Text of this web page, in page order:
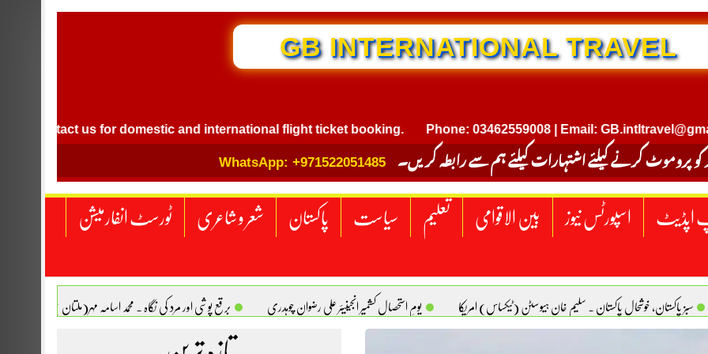
GB INTERNATIONAL TRAVEL
us for domestic and international flight ticket booking. Phone: 03462559008 | Email: GB.intltravel@gmail.com
کو پروموٹ کرنے کیلئے اشتہارات کیلئے ہم سے رابطہ کریں۔ WhatsApp: +971522051485
اپڈیٹ اسپورٹس نیوز بین الاقوامی تعلیم سیاست پاکستان شعر و شاعری ٹورسٹ انفارمیشن
سبز پاکستان، خوشحال پاکستان . سلیم خان ہیوسٹن (ٹیکساس) امریکا یومِ استحصالِ کشمیر انجینیئر علی رضوان چوہدری برقع پوشی اور مرد کی نگاہ . محمد اسامہ مہر(ملتان )